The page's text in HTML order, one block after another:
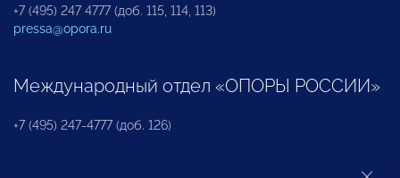
+7 (495) 247 4777 (доб. 115, 114, 113)
pressa@opora.ru
Международный отдел «ОПОРЫ РОССИИ»
+7 (495) 247-4777 (доб. 126)